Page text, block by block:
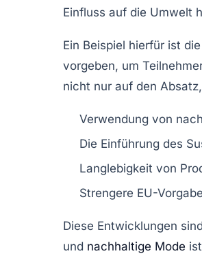
Einfluss auf die Umwelt
Ein Beispiel hierfür ist die
vorgeben, um
nicht nur auf den
Verwendung von
Die Einführung des
Langlebigkeit von
Strengere EU-
Diese Entwicklungen
und nachhaltige Mode